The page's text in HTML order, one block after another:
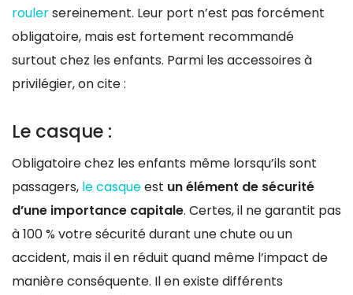
roulersereinement. Leur port n’est pas forcément
obligatoire, mais est fortement recommandé
surtout chez les enfants. Parmi les accessoires à
privilégier, on cite :
Le casque :
Obligatoire chez les enfants même lorsqu’ils sont
passagers, le casqueest un élément de sécurité
d’une importance capitale. Certes, il ne garantit pas
à 100 % votre sécurité durant une chute ou un
accident, mais il en réduit quand même l’impact de
manière conséquente. Il en existe différents